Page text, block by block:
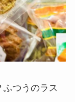
ふつうのラス